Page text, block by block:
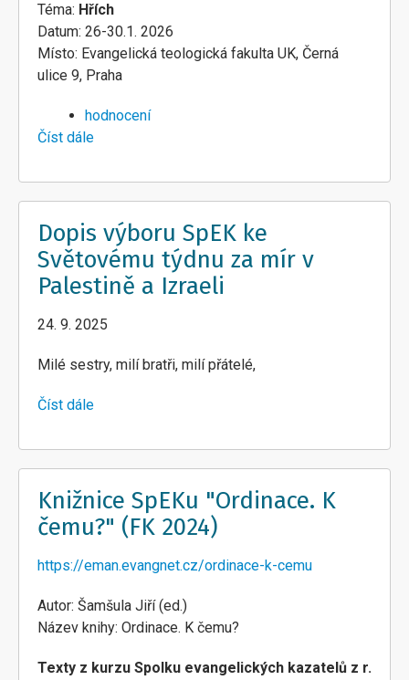
Téma: Hřích
Datum: 26-30.1. 2026
Místo: Evangelická teologická fakulta UK, Černá
ulice 9, Praha
hodnocení
Číst dále
kurz
2026
Dopis výboru SpEK ke
Světovému týdnu za mír v
Palestině a Izraeli
24. 9. 2025
Milé sestry, milí bratři, milí přátelé,
Číst dále
výboru
SpEK
ke
Světovému
týdnu
za
v
Palestině
Izraeli
Knižnice SpEKu "Ordinace. K
čemu?" (FK 2024)
https://eman.evangnet.cz/ordinace-k-cemu
Autor: Šamšula Jiří (ed.)
Název knihy: Ordinace. K čemu?
Texty z kurzu Spolku evangelických kazatelů z r.